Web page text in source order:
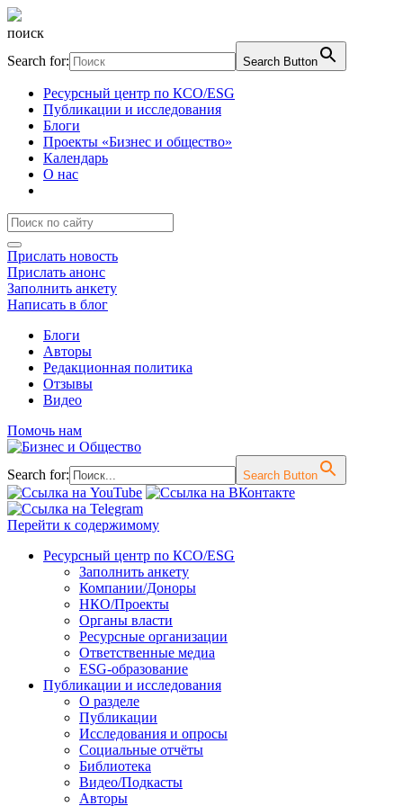
поиск
Search for:
Search Button
Ресурсный центр по КСО/ESG
Публикации и исследования
Блоги
Проекты «Бизнес и общество»
Календарь
О нас
Прислать новость
Прислать анонс
Заполнить анкету
Написать в блог
Блоги
Авторы
Редакционная политика
Отзывы
Видео
Помочь нам
Search for: Search Button
Перейти к содержимому
Ресурсный центр по КСО/ESG
Заполнить анкету
Компании/Доноры
НКО/Проекты
Органы власти
Ресурсные организации
Ответственные медиа
ESG-образование
Публикации и исследования
О разделе
Публикации
Исследования и опросы
Социальные отчёты
Библиотека
Видео/Подкасты
Авторы